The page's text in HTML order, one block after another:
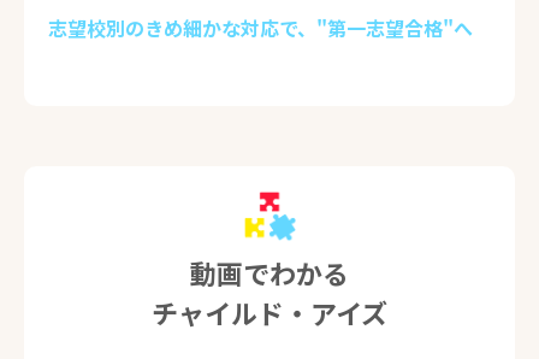
志望校別のきめ細かな対応で、"第一志望合格"へ
動画でわかる
チャイルド・アイズ